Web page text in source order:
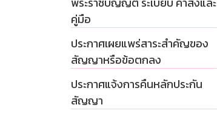
คู่มือ
ประกาศเผยแพร่สาระสำคัญของ
สัญญาหรือข้อตกลง
ประกาศแจ้งการคืนหลักประกัน
สัญญา